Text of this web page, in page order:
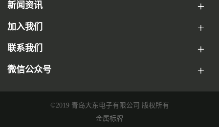
新闻资讯
加入我们
联系我们
微信公众号
©2019 青岛大东电子有限公司 版权所有
金属标牌